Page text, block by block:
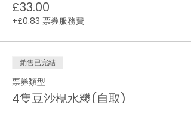
£33.00
+£0.83 票券服務費
銷售已完結
票券類型
4隻豆沙梘水糭(自取)